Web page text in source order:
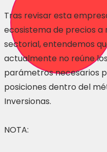
Tras revisar esta
ecosistema de precios a
sectorial, entendemos
actualmente no reúne los
parámetros necesarios
posiciones dentro del
Inversionas.
NOTA: